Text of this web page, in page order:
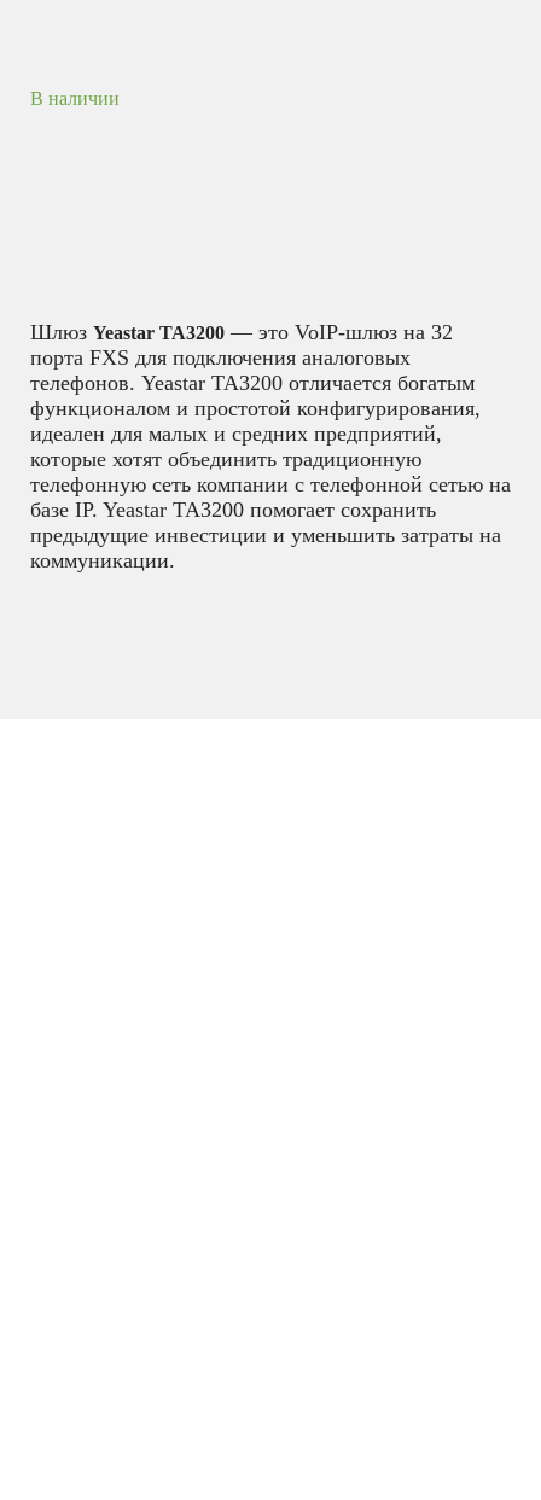
В наличии
Шлюз Yeastar TA3200 — это VoIP-шлюз на 32
порта FXS для подключения аналоговых
телефонов. Yeastar TA3200 отличается богатым
функционалом и простотой конфигурирования,
идеален для малых и средних предприятий,
которые хотят объединить традиционную
телефонную сеть компании с телефонной сетью на
базе IP. Yeastar TA3200 помогает сохранить
предыдущие инвестиции и уменьшить затраты на
коммуникации.